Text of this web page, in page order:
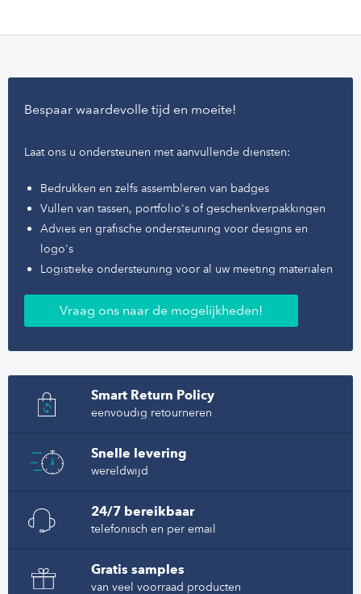
Bespaar waardevolle tijd en moeite!
Laat ons u ondersteunen met aanvullende diensten:
Bedrukken en zelfs assembleren van badges
Vullen van tassen, portfolio's of geschenkverpakkingen
Advies en grafische ondersteuning voor designs en
logo's
Logistieke ondersteuning voor al uw meeting materialen
Vraag ons naar de mogelijkheden!
Smart Return Policy
eenvoudig retourneren
Snelle levering
wereldwijd
24/7 bereikbaar
telefonisch en per email
Gratis samples
van veel voorraad producten